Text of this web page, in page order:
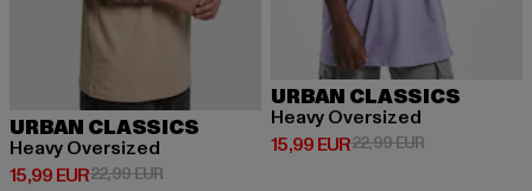
URBAN CLASSICS
Heavy Oversized
15,99 EUR
Derzeitiger Preis: 15,99 EUR
22,99 EURAktionspreis: 22,99 EUR
URBAN CLASSICS
Heavy Oversized
15,99 EUR
Derzeitiger Preis: 15,99 EUR
22,99 EURAktionspreis: